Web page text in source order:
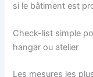
si le bâtiment est
Check-list simple
hangar ou atelier
Les mesures les